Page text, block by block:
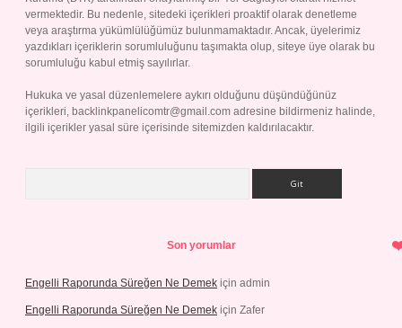
vermektedir. Bu nedenle, sitedeki içerikleri proaktif olarak denetleme
veya araştırma yükümlülüğümüz bulunmamaktadır. Ancak, üyelerimiz
yazdıkları içeriklerin sorumluluğunu taşımakta olup, siteye üye olarak bu
sorumluluğu kabul etmiş sayılırlar.
Hukuka ve yasal düzenlemelere aykırı olduğunu düşündüğünüz
içerikleri, backlinkpanelicomtr@gmail.com adresine bildirmeniz halinde,
ilgili içerikler yasal süre içerisinde sitemizden kaldırılacaktır.
Son yorumlar
Engelli Raporunda Süreğen Ne Demek için admin
Engelli Raporunda Süreğen Ne Demek için Zafer